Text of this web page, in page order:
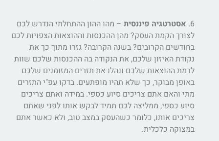
6. אסטרטגיה פיננסית – מהו ההון ההתחלתי הנדרש לכם
לצורך הקמת העסק? מהן ההכנסות וההוצאות הצפויות לכם
בחודשים הקרובים? בשנה הקרובה? גזרו מתוך כך את
נקודת האיזון שלכם, את הנקודה בה ההכנסות שלכם שוות
לרמת ההוצאות שלכם ונהלו את תזרים המזומנים שלכם
באופן מבוקר, כך שלא תהיו מופתעים. בדקו עפ"י התזרים
מתי והאם אתם צריכים סיוע כספי. במידה ואתם צריכים
סיוע כספי, ממליצה לכם תמיד לבקש אותו לפני שאתם
צריכים אותו, כלומר כשהעסק במצב טוב, ולא כאשר אתם
במצוקה כלכלית.